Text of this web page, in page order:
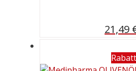
21,49
Rabatt